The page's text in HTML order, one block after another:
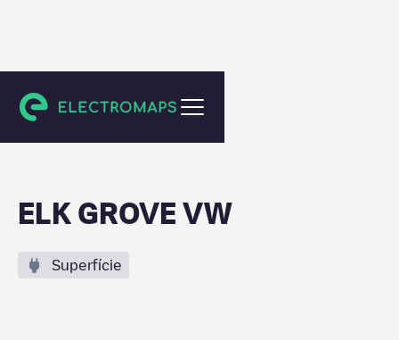
Elk Grove
ELK GROVE VW
Superfície